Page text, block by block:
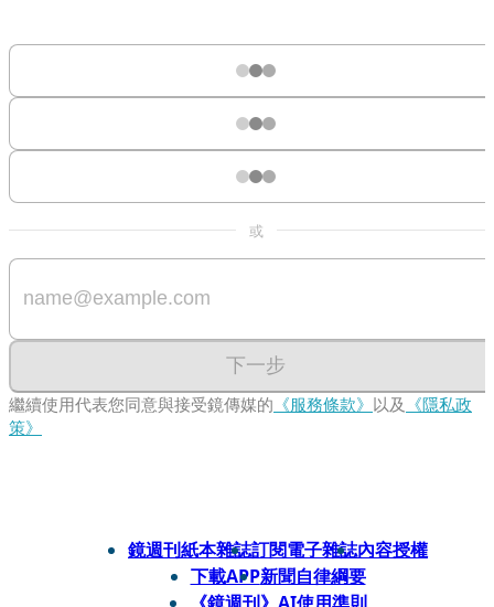
或
下一步
繼續使用代表您同意與接受鏡傳媒的 《服務條款》 以及 《隱私政
策》
鏡週刊紙本雜誌訂閱電子雜誌內容授權
下載APP新聞自律綱要